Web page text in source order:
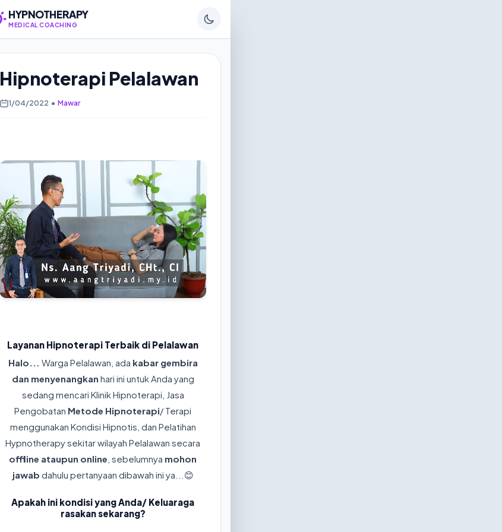
HYPNOTHERAPY
MEDICAL COACHING
Hipnoterapi Pelalawan
1/04/2022 • Mawar
Layanan Hipnoterapi Terbaik di Pelalawan
Halo... Warga Pelalawan, ada kabar gembira
dan menyenangkan hari ini untuk Anda yang
sedang mencari Klinik Hipnoterapi, Jasa
Pengobatan Metode Hipnoterapi/ Terapi
menggunakan Kondisi Hipnotis, dan Pelatihan
Hypnotherapy sekitar wilayah Pelalawan secara
offline ataupun online , sebelumnya mohon
jawab dahulu pertanyaan dibawah ini ya...😊
Apakah ini kondisi yang Anda/ Keluaraga
rasakan sekarang?